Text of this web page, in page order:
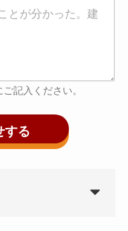
記入ください。
する